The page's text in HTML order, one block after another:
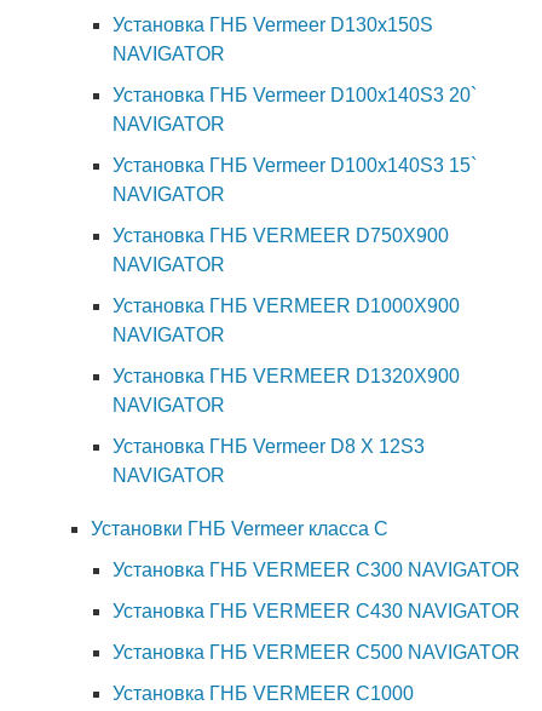
Установка ГНБ Vermeer D130х150S
NAVIGATOR
Установка ГНБ Vermeer D100x140S3 20`
NAVIGATOR
Установка ГНБ Vermeer D100x140S3 15`
NAVIGATOR
Установка ГНБ VERMEER D750X900
NAVIGATOR
Установка ГНБ VERMEER D1000X900
NAVIGATOR
Установка ГНБ VERMEER D1320X900
NAVIGATOR
Установка ГНБ Vermeer D8 X 12S3
NAVIGATOR
Установки ГНБ Vermeer класса С
Установка ГНБ VERMEER C300 NAVIGATOR
Установка ГНБ VERMEER C430 NAVIGATOR
Установка ГНБ VERMEER C500 NAVIGATOR
Установка ГНБ VERMEER C1000